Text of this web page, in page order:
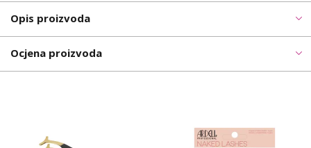
Opis proizvoda
Ocjena proizvoda